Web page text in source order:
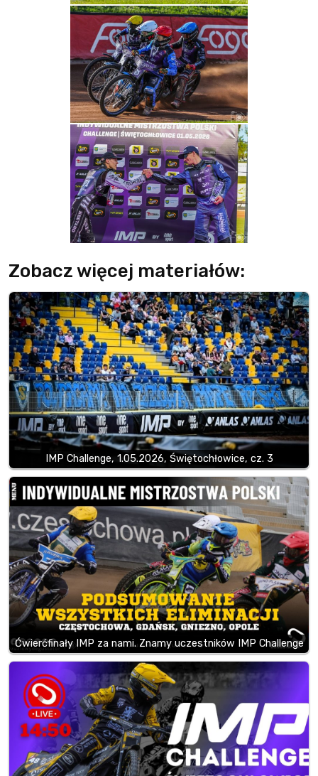
Zobacz więcej materiałów:
IMP Challenge, 1.05.2026, Świętochłowice, cz. 3
Ćwierćfinały IMP za nami. Znamy uczestników IMP Challenge